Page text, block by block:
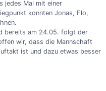
jedes Mal mit einer
konnten Jonas, Flo,
bereits am 24.05. folgt der
wir, dass die Mannschaft
ist und dazu etwas besser